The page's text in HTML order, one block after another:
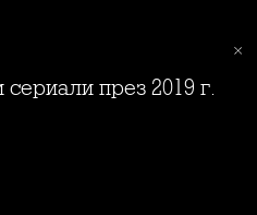
през 2019 г.